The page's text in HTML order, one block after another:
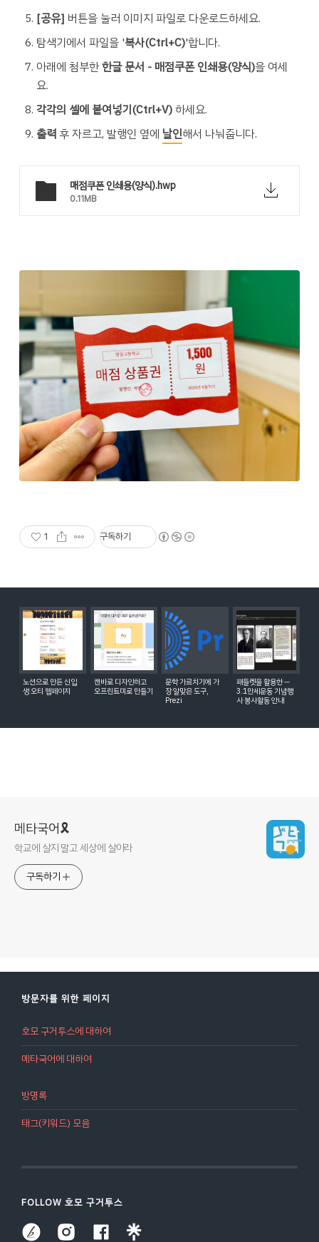
[공유] 버튼을 눌러 이미지 파일로 다운로드하세요.
탐색기에서 파일을 '복사(Ctrl+C)'합니다.
아래에 첨부한한글 문서 - 매점쿠폰 인쇄용(양식)을 여세
요.
각각의 셀에 붙여넣기(Ctrl+V)하세요.
출력후 자르고, 발행인 옆에 날인해서 나눠줍니다.
매점쿠폰 인쇄용(양식).hwp
0.11MB
1 구독하기
노션으로 만든 신입
생 오티 웹페이지
캔바로 디자인하고
오프린트미로 만들기
문학 가르치기에 가
장 알맞은 도구,
Prezi
패들렛을 활용한 ―
3.1만세운동 기념행
사 봉사활동 안내
메타국어🎗
학교에 살지 말고 세상에 살아라
구독하기
방문자를 위한 페이지
호모 구거투스에 대하여
메타국어에 대하여
방명록
태그(키워드) 모음
FOLLOW 호모 구거투스